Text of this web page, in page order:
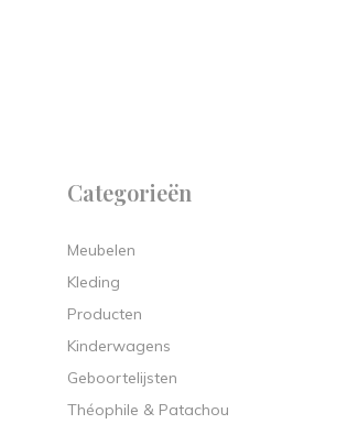
Categorieën
Meubelen
Kleding
Producten
Kinderwagens
Geboortelijsten
Théophile & Patachou